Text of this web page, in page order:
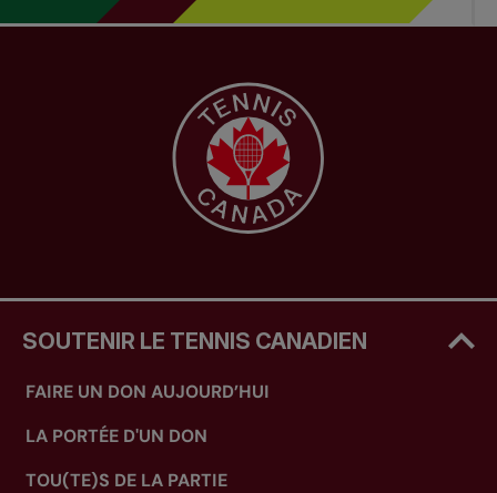
SOUTENIR LE TENNIS CANADIEN
FAIRE UN DON AUJOURD’HUI
LA PORTÉE D'UN DON
TOU(TE)S DE LA PARTIE